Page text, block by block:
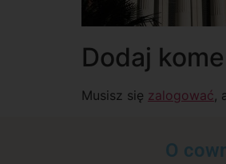
Dodaj
Musisz się zalogować,
O